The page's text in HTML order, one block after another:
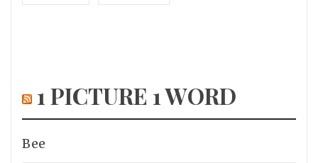
1 PICTURE 1 WORD
Bee